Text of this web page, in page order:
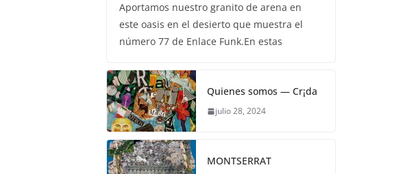
Aportamos nuestro granito de arena en
este oasis en el desierto que muestra el
número 77 de Enlace Funk.En estas
Quienes somos — Cr¡da
julio 28, 2024
MONTSERRAT